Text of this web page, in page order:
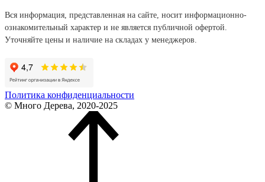
Вся информация, представленная на сайте, носит информационно-
ознакомительный характер и не является публичной офертой.
Уточняйте цены и наличие на складах у менеджеров.
Политика конфиденциальности
© Много Дерева, 2020-2025